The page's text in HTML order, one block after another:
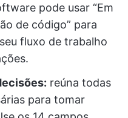
pode usar “Em
de código” para
fluxo de trabalho
reúna todas
para tomar